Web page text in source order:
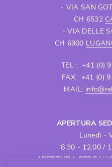
- VIA SAN
CH 6532
- VIA DELLE
CH 6900
TEL : +41 (0)
FAX: +41 (0)
MAIL:
APERTURA
Lunedì -
8.30 - 12.00 /
APERTURA SEDE